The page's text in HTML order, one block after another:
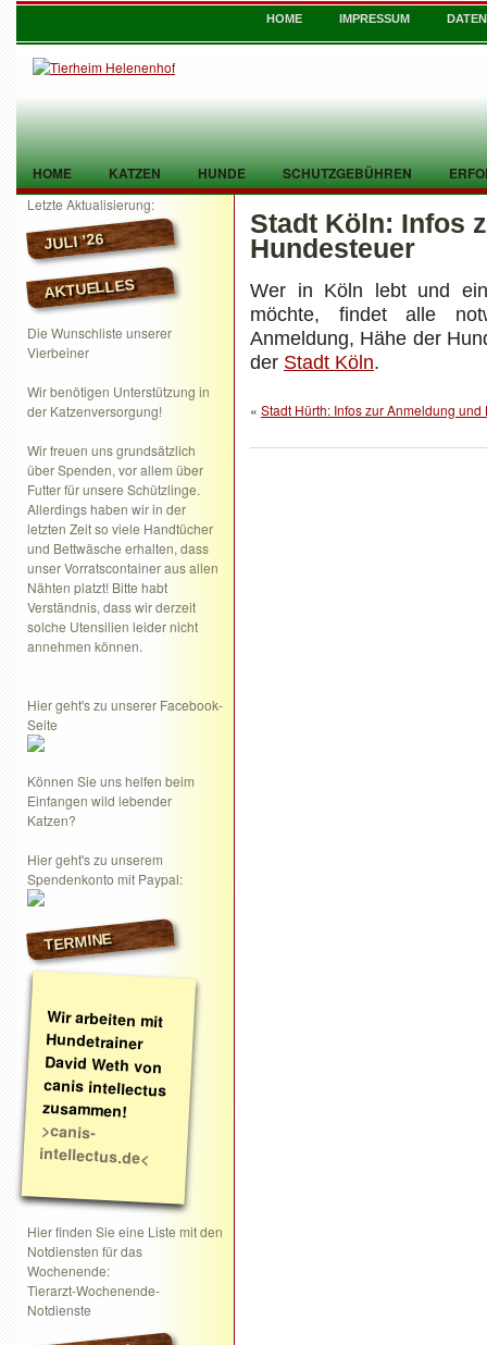
HOME IMPRESSUM
HOME KATZEN HUNDE SCHUTZGEBÜHREN
TIER GEFUNDEN KONTAKT
Letzte Aktualisierung:
JULI ’26
AKTUELLES
Die Wunschliste unserer
Vierbeiner
Wir benötigen Unterstützung in
der Katzenversorgung!
Wir freuen uns grundsätzlich
über Spenden, vor allem über
Futter für unsere Schützlinge.
Allerdings haben wir in der
letzten Zeit so viele Handtücher
und Bettwäsche erhalten, dass
unser Vorratscontainer aus allen
Nähten platzt! Bitte habt
Verständnis, dass wir derzeit
solche Utensilien leider nicht
annehmen können.
Hier geht's zu unserer Facebook-
Seite
Können Sie uns helfen beim
Einfangen wild lebender
Katzen?
Hier geht's zu unserem
Spendenkonto mit Paypal:
TERMINE
Wir arbeiten mit
Hundetrainer
David Weth von
canis intellectus
zusammen!
>canis-
intellectus.de<
Hier finden Sie eine Liste mit den
Notdiensten für das
Wochenende:
Tierarzt-Wochenende-
Notdienste
Stadt Köln: Infos
Hundesteuer
Wer in Köln lebt und
möchte, findet alle
Anmeldung, Hähe der
der Stadt Köln.
« Stadt Hürth: Infos zur Anmeldung